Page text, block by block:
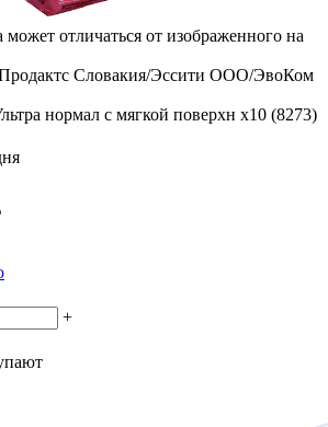
отличаться от изображенного на
Словакия/Эссити ООО/ЭвоКом
нормал с мягкой поверхн x10 (8273)
+